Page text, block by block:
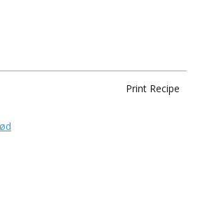
Print Recipe